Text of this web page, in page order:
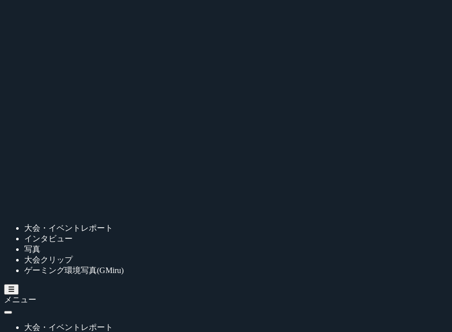
大会・イベントレポート
インタビュー
写真
大会クリップ
ゲーミング環境写真(GMiru)
メニュー
大会・イベントレポート